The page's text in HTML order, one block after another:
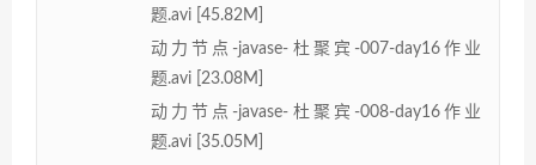
题.avi [45.82M]
动力节点-javase-杜聚宾-007-day16作业
题.avi [23.08M]
动力节点-javase-杜聚宾-008-day16作业
题.avi [35.05M]